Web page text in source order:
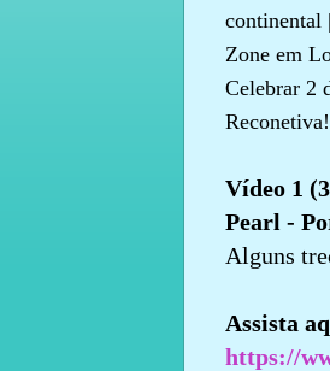
continental
Zone em
Celebrar 2
Reconetiva!
Vídeo 1
Pearl -
Alguns
Assista
https://